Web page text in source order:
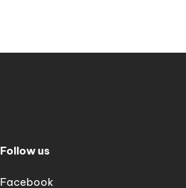
Follow us
Facebook